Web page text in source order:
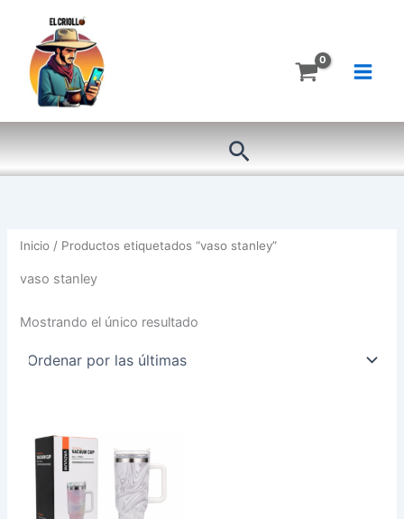
contenido
Buscar
Inicio / Productos etiquetados “vaso stanley”
vaso stanley
Mostrando el único resultado
1200ML
cantidad